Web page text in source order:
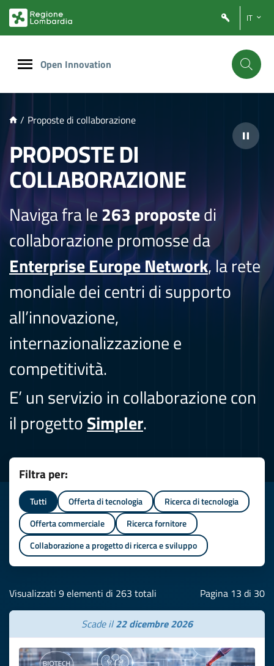
PRINCIPALE
IT
Open Innovation
/ Proposte di collaborazione
PROPOSTE DI
COLLABORAZIONE
Naviga fra le263 propostedi
collaborazione promosse da
Enterprise Europe Network, la rete
mondiale dei centri di supporto
all’innovazione,
internazionalizzazione e
competitività.
E’ un servizio in collaborazione con
il progettoSimpler.
Filtra per:
Tutti Offerta di tecnologia
Ricerca di tecnologia
Offerta commerciale
Ricerca fornitore
Collaborazione a progetto di ricerca e sviluppo
Visualizzati 9 elementi di 263 totali Pagina 13 di 30
Scade il22 dicembre 2026